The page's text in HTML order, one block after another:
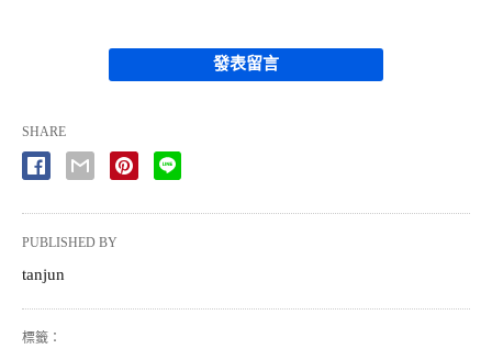
發表留言
SHARE
PUBLISHED BY
tanjun
標籤：